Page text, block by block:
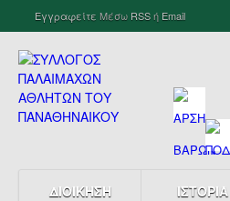
Εγγραφείτε Μέσω RSSή Email
ΔΙΟΙΚΗΣΗ ΙΣΤΟΡΙΑ